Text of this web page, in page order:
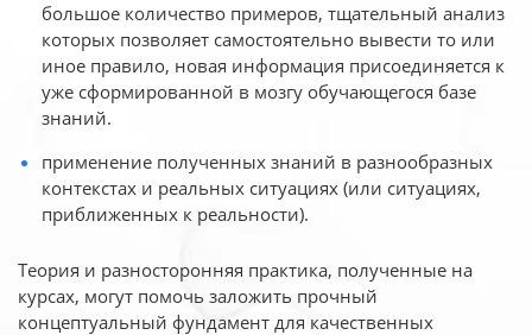
большое количество примеров, тщательный анализ
которых позволяет самостоятельно вывести то или
иное правило, новая информация присоединяется к
уже сформированной в мозгу обучающегося базе
знаний.
применение полученных знаний в разнообразных
контекстах и реальных ситуациях (или ситуациях,
приближенных к реальности).
Теория и разносторонняя практика, полученные на
курсах, могут помочь заложить прочный
концептуальный фундамент для качественных